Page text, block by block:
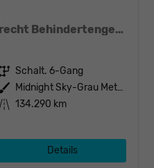
310 L1 / H2 Rollstuhlgerecht Behindertengerecht
Getriebe Schalt. 6-Gang
Außenfarbe
Midnight Sky-Grau Metallic
Kilometerstand 134.290 km
Details